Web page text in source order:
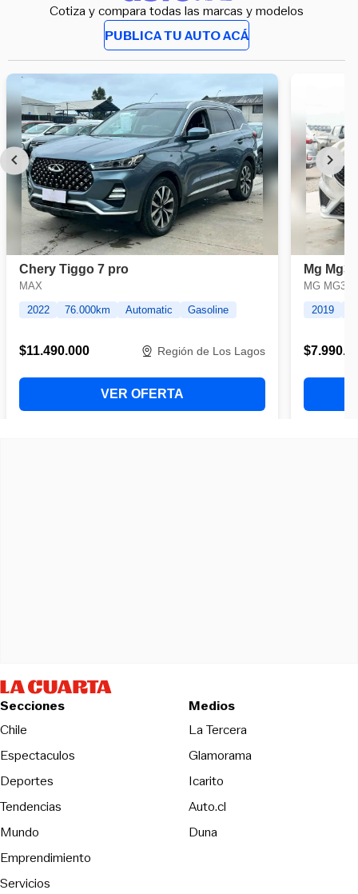
Cotiza y compara todas las marcas y modelos
PUBLICA TU AUTO ACÁ
Secciones
Chile
Espectaculos
Deportes
Tendencias
Mundo
Emprendimiento
Servicios
Medios
La TerceraOpens in new
Glamorama
Icarito
Auto.cl
DunaOpens in new window